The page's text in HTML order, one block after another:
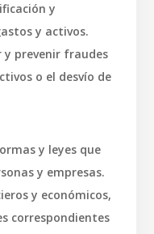
y
y activos.
y prevenir fraudes
o el desvío de
y leyes que
y empresas.
y económicos,
correspondientes